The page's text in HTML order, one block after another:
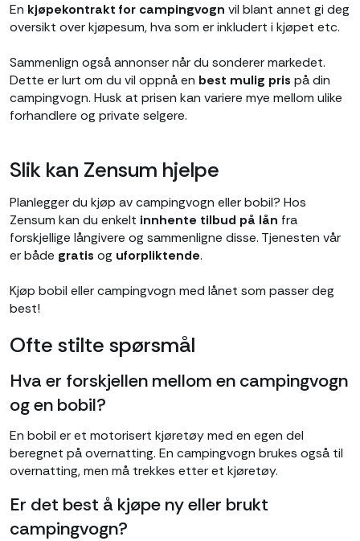
En kjøpekontrakt for campingvogn vil blant annet gi deg
oversikt over kjøpesum, hva som er inkludert i kjøpet etc.
Sammenlign også annonser når du sonderer markedet.
Dette er lurt om du vil oppnå en best mulig pris på din
campingvogn. Husk at prisen kan variere mye mellom ulike
forhandlere og private selgere.
Slik kan Zensum hjelpe
Planlegger du kjøp av campingvogn eller bobil? Hos
Zensum kan du enkelt innhente tilbud på lån fra
forskjellige långivere og sammenligne disse. Tjenesten vår
er både gratis og uforpliktende.
Kjøp bobil eller campingvogn med lånet som passer deg
best!
Ofte stilte spørsmål
Hva er forskjellen mellom en campingvogn
og en bobil?
En bobil er et motorisert kjøretøy med en egen del
beregnet på overnatting. En campingvogn brukes også til
overnatting, men må trekkes etter et kjøretøy.
Er det best å kjøpe ny eller brukt
campingvogn?